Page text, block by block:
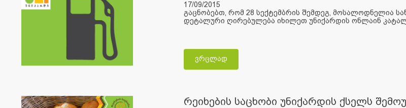
17/09/2015
გაცნობებთ, რომ 28 სექტემბრის შემდეგ, მოსალოდნელია
დეტალური ღირებულება იხილეთ უნიქარდის ონლაინ
ვრცლად
რეიხების საცხობი უნიქარდის ქსელს